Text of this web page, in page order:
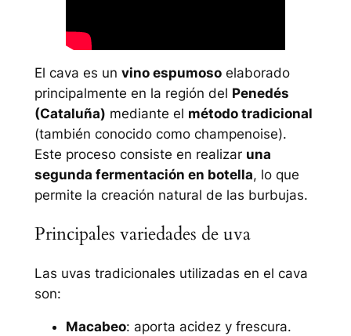
El cava es un vino espumosoelaborado
principalmente en la región del Penedés
(Cataluña) mediante el método tradicional
(también conocido como champenoise).
Este proceso consiste en realizar una
segunda fermentación en botella, lo que
permite la creación natural de las burbujas.
Principales variedades de uva
Las uvas tradicionales utilizadas en el cava
son:
Macabeo: aporta acidez y frescura.